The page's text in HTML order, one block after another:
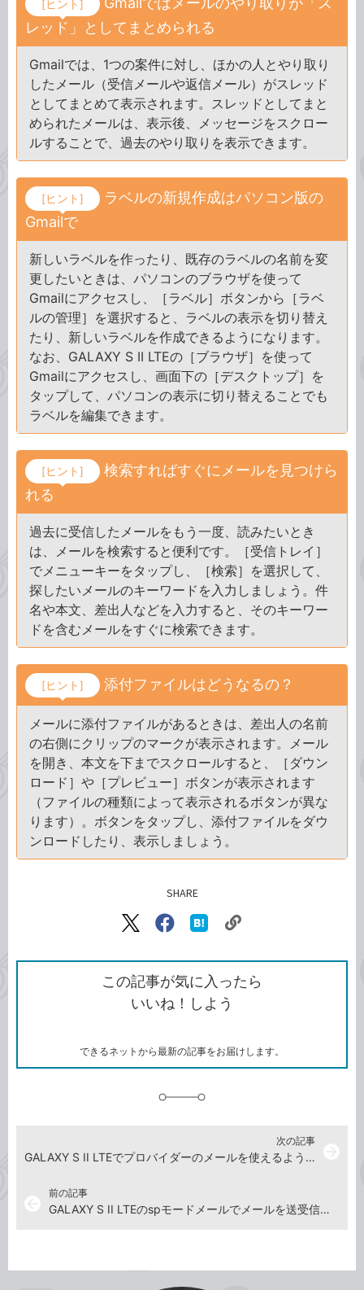
[ヒント]
レッド」としてまとめられる
Gmailでは、1つの案件に対し、ほかの人とやり取り
したメール（受信メールや返信メール）がスレッド
としてまとめて表示されます。スレッドとしてまと
められたメールは、表示後、メッセージをスクロー
ルすることで、過去のやり取りを表示できます。
[ヒント]
ラベルの新規作成はパソコン版の
Gmailで
新しいラベルを作ったり、既存のラベルの名前を変
更したいときは、パソコンのブラウザを使って
Gmailにアクセスし、［ラベル］ボタンから［ラベ
ルの管理］を選択すると、ラベルの表示を切り替え
たり、新しいラベルを作成できるようになります。
なお、GALAXY S II LTEの［ブラウザ］を使って
Gmailにアクセスし、画面下の［デスクトップ］を
タップして、パソコンの表示に切り替えることでも
ラベルを編集できます。
[ヒント]
検索すればすぐにメールを見つけら
れる
過去に受信したメールをもう一度、読みたいとき
は、メールを検索すると便利です。［受信トレイ］
でメニューキーをタップし、［検索］を選択して、
探したいメールのキーワードを入力しましょう。件
名や本文、差出人などを入力すると、そのキーワー
ドを含むメールをすぐに検索できます。
[ヒント] 添付ファイルはどうなるの？
メールに添付ファイルがあるときは、差出人の名前
の右側にクリップのマークが表示されます。メール
を開き、本文を下までスクロールすると、［ダウン
ロード］や［プレビュー］ボタンが表示されます
（ファイルの種類によって表示されるボタンが異な
ります）。ボタンをタップし、添付ファイルをダウ
ンロードしたり、表示しましょう。
SHARE
X（旧
で
シ
ェ
ア
Facebook
シ
ェ
ア
な
ブ
ッ
ク
ク
ク
を
コ
この記事が気に入ったら
いいね！しよう
できるネットから最新の記事をお届けします。
前の記事
GALAXY S II LTEのspモードメールでメールを送受信するには
次の記事
GALAXY S II LTEでプロバイダーのメールを使えるようにするには